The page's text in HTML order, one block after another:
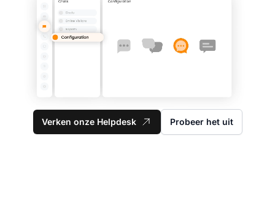
Verken onze Helpdesk Probeer het uit